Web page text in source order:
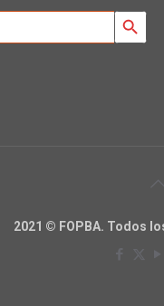
Search Button
2021 © FOPBA. Todos